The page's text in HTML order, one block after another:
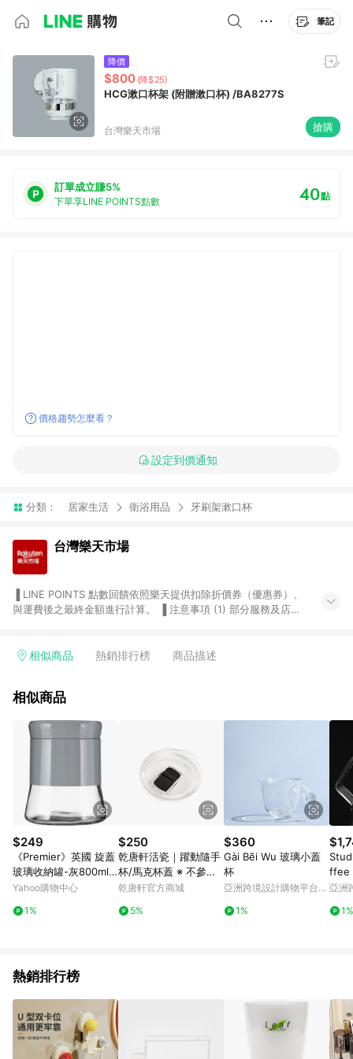
筆記
降價
$800 (降$25)
HCG漱口杯架 (附贈漱口杯) /BA8277S
台灣樂天市場 搶購
訂單成立賺5%
下單享LINE POINTS點數 40點
價格趨勢怎麼看？
設定到價通知
分類： 居家生活 衛浴用品 牙刷架漱口杯
台灣樂天市場
與運費後之最終金額進行計算。 ▐ 注意事項 (1) 部分服務及店家
Smart mobile、神腦生活、JS巨盛、樂天KOBO電子書，請詳閱
台灣樂天市場，並在同一瀏覽器於24小時內結帳，才享有 LINE
市場 45 天內完成訂單出貨及結帳，則不符合贈點資格。 (4) 如
使用APP、或中途瀏覽比價網、回饋網、Google等其他網頁、或
由網頁版(電腦版/手機版網頁)切換為App都將會造成追蹤中斷而
無法進行 LINE POINTS 回饋。 (5) LINE 購物為購物資訊整合性
平台，商品資料更新會有時間差，如顯示之商品規格、顏色、價
位、贈品與台灣樂天市場銷售網頁不符，以銷售網頁標示為準。
(6) 導購訂單已逾 365 天，根據台灣樂天回饋規定，逾期訂單將
不符合回饋資格。 (7) 若上述或其他原因，致使消費者無接收到
點數回饋或點數回饋有爭議，台灣樂天市場保有更改條款與法律
追訴之權利，活動詳情以樂天市場網站公告為準。
相似商品 熱銷排行榜 商品描述
相似商品
$249
《Premier》英國 旋蓋
玻璃收納罐-灰800ml--
收納瓶 儲物罐 零食罐
Yahoo購物中心
1%
$250
乾唐軒活瓷｜躍動隨手
杯/馬克杯蓋 ※ 不參與
滿額贈
乾唐軒官方商城
5%
$360
Gài Bẽi Wu 玻璃小蓋
杯
亞洲跨境設計購物平台
1%
ffee
亞洲
1%
熱銷排行榜